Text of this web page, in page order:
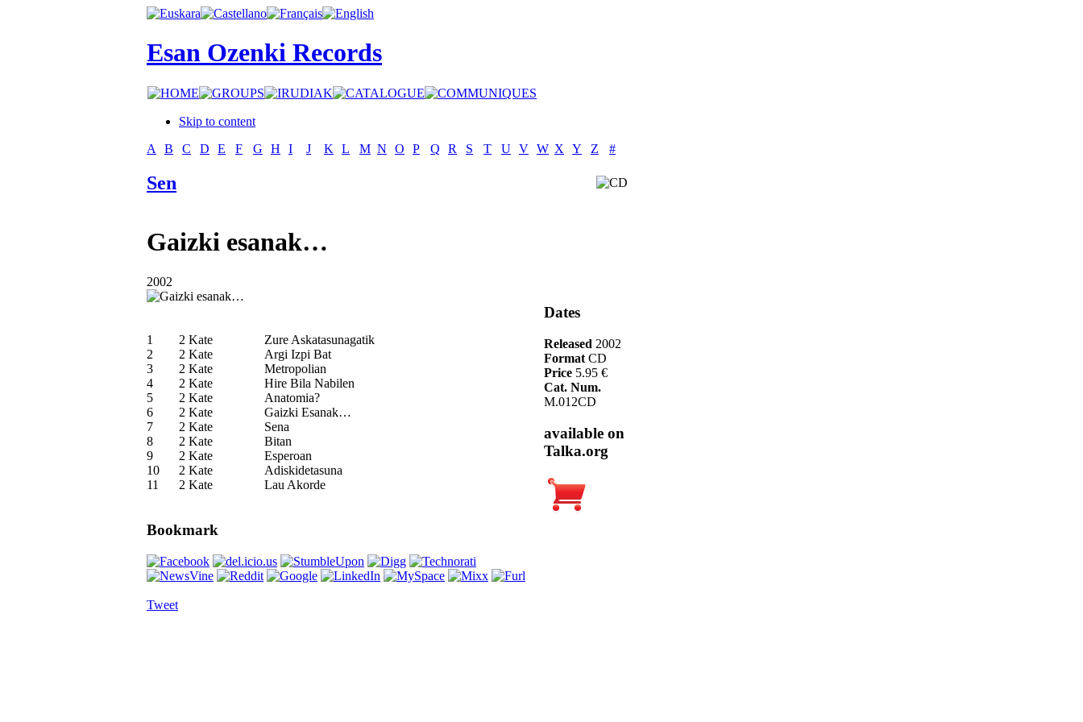
Esan Ozenki Records
Skip to content
A
B C D E F G H I J K L M N O P Q R S T U V W X Y Z #
Sen
Gaizki esanak…
2002
1 2 Kate
Zure Askatasunagatik
2
2 Kate
Argi Izpi Bat
3
2 Kate
Metropolian
4
2 Kate
Hire Bila Nabilen
5
2 Kate
Anatomia?
6
2 Kate
Gaizki Esanak…
7
2 Kate
Sena
8
2 Kate
Bitan
9
2 Kate
Esperoan
10
2 Kate
Adiskidetasuna
11
2 Kate Lau Akorde
Bookmark
Tweet
Dates
Released 2002
Format CD
Price 5.95 €
Cat. Num.
M.012CD
available on
Talka.org